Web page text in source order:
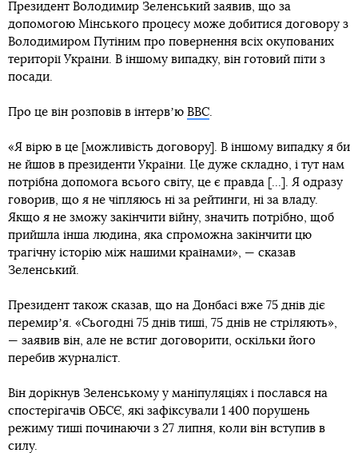
Президент Володимир Зеленський заявив, що за
допомогою Мінського процесу може добитися договору з
Володимиром Путіним про повернення всіх окупованих
території України. В іншому випадку, він готовий піти з
посади.
Про це він розповів в інтервʼю BBC.
«Я вірю в це [можливість договору]. В іншому випадку я би
не йшов в президенти України. Це дуже складно, і тут нам
потрібна допомога всього світу, це є правда [...]. Я одразу
говорив, що я не чіпляюсь ні за рейтинги, ні за владу.
Якщо я не зможу закінчити війну, значить потрібно, щоб
прийшла інша людина, яка спроможна закінчити цю
трагічну історію між нашими країнами», — сказав
Зеленський.
Президент також сказав, що на Донбасі вже 75 днів діє
перемирʼя. «Сьогодні 75 днів тиші, 75 днів не стріляють»,
— заявив він, але не встиг договорити, оскільки його
перебив журналіст.
Він дорікнув Зеленському у маніпуляціях і послався на
спостерігачів ОБСЄ, які зафіксували 1 400 порушень
режиму тиші починаючи з 27 липня, коли він вступив в
силу.